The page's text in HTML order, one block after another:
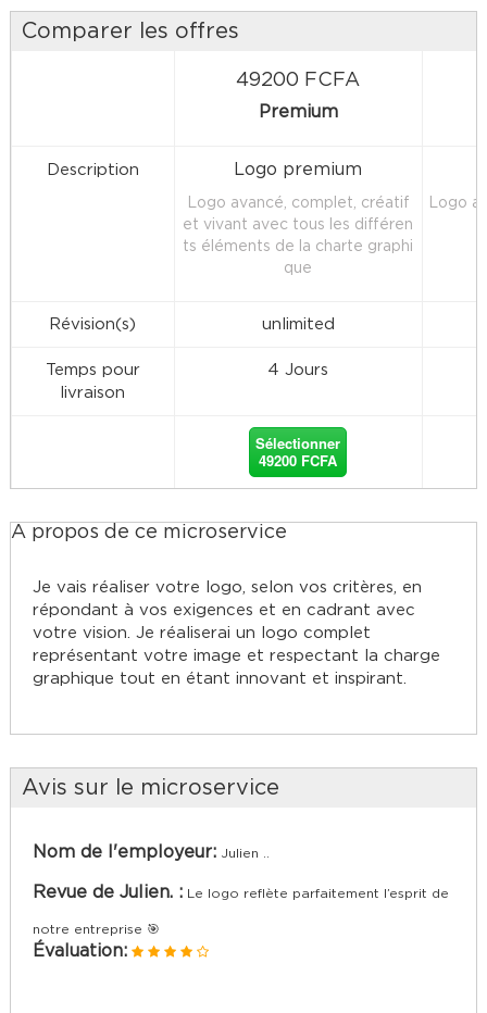
Comparer les offres
49200 FCFA
Premium
Description Logo premium
Logo avancé, complet, créatif
et vivant avec tous les différen
ts éléments de la charte graphi
que
Logo
Révision(s) unlimited
Temps pour
livraison
4 Jours
Sélectionner
49200 FCFA
À propos de ce microservice
Je vais réaliser votre logo, selon vos critères, en
répondant à vos exigences et en cadrant avec
votre vision. Je réaliserai un logo complet
représentant votre image et respectant la charge
graphique tout en étant innovant et inspirant.
Avis sur le microservice
Nom de l'employeur: Julien ..
Revue de Julien. : Le logo reflète parfaitement l’esprit de
notre entreprise 🎯
Évaluation: